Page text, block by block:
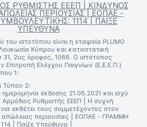
ΡΥΘΜΙΣΤΗΣ ΕΕΕΠ | ΚΙΝΔΥΝΟΣ
ΠΕΡΙΟΥΣΙΑΣ | ΕΟΠΑΕ -
1114 | ΠΑΙΞΕ
ΥΠΕΥΘΥΝΑ
του ιστοτόπου είναι η εταιρεία PLUMO
Κύπρου και καταστατική
31, 2ος όροφος, 1066. Ο ιστότοπος
Επιτροπή Ελέγχου Παιγνίων (Ε.Ε.Ε.Π.)
1:
Τύπου 2:
ημερομηνία έκδοσης 21.05.2021 και ισχύ
Ρυθμιστής ΕΕΕΠ | Η συχνή
εκθέτει τους συμμετέχοντες στον
απώλειας περιουσίας | ΕΟΠΑΕ - ΓΡΑΜΜΗ
| Παίξε Υπεύθυνα |